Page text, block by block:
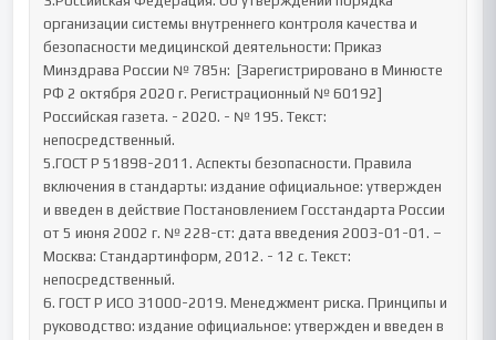
организации системы внутреннего контроля качества и
безопасности медицинской деятельности: Приказ
Минздрава России № 785н:  [Зарегистрировано в Минюсте
РФ 2 октября 2020 г. Регистрационный № 60192]
Российская газета. - 2020. - № 195. Текст:
непосредственный.
5.ГОСТ Р 51898-2011. Аспекты безопасности. Правила
включения в стандарты: издание официальное: утвержден
и введен в действие Постановлением Госстандарта России
от 5 июня 2002 г. № 228-ст: дата введения 2003-01-01. –
Москва: Стандартинформ, 2012. - 12 с. Текст:
непосредственный.
6. ГОСТ Р ИСО 31000-2019. Менеджмент риска. Принципы и
руководство: издание официальное: утвержден и введен в